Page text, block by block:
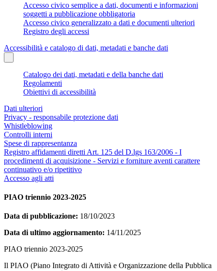
Accesso civico semplice a dati, documenti e informazioni
soggetti a pubblicazione obbligatoria
Accesso civico generalizzato a dati e documenti ulteriori
Registro degli accessi
Accessibilità e catalogo di dati, metadati e banche dati
Catalogo dei dati, metadati e della banche dati
Regolamenti
Obiettivi di accessibilità
Dati ulteriori
Privacy - responsabile protezione dati
Whistleblowing
Controlli interni
Spese di rappresentanza
Registro affidamenti diretti Art. 125 del D.lgs 163/2006 - I
procedimenti di acquisizione - Servizi e forniture aventi carattere
continuativo e/o ripetitivo
Accesso agli atti
PIAO triennio 2023-2025
Data di pubblicazione: 18/10/2023
Data di ultimo aggiornamento: 14/11/2025
PIAO triennio 2023-2025
Il PIAO (Piano Integrato di Attività e Organizzazione della Pubblica